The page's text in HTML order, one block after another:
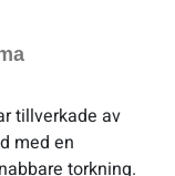
tillverkade av
med en
torkning.